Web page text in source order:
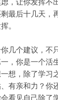
，让你发挥不
最后十几天，
。
几个建议，不
，你是一个活
想，除了学习
、有亲和力？你
看见自己除了